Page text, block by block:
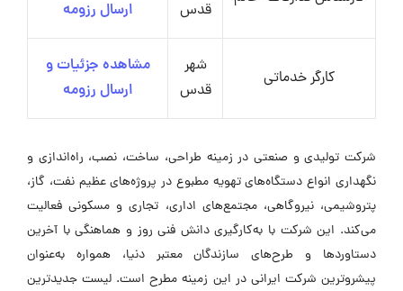
قدس
ارسال رزومه
کارگر خدماتی
شهر
قدس
مشاهده جزئیات و
ارسال رزومه
شرکت تولیدی و صنعتی در زمینه طراحی، ساخت، نصب، راه‌اندازی و
نگهداری انواع دستگاه‌های تهویه مطبوع در پروژه‌های عظیم نفت، گاز،
پتروشیمی، نیروگاهی، مجتمع‌های اداری، تجاری و مسکونی فعالیت
می‌کند. این شرکت با به‌کارگیری دانش فنی روز و هماهنگی با آخرین
دستاوردها و طرح‌های سازندگان معتبر دنیا، همواره به‌عنوان
پیشروترین شرکت ایرانی در این زمینه مطرح است. لیست جدیدترین